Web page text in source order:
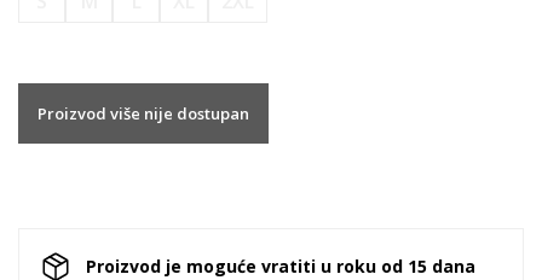
Proizvod više nije dostupan
Proizvod je moguće vratiti u roku od 15 dana